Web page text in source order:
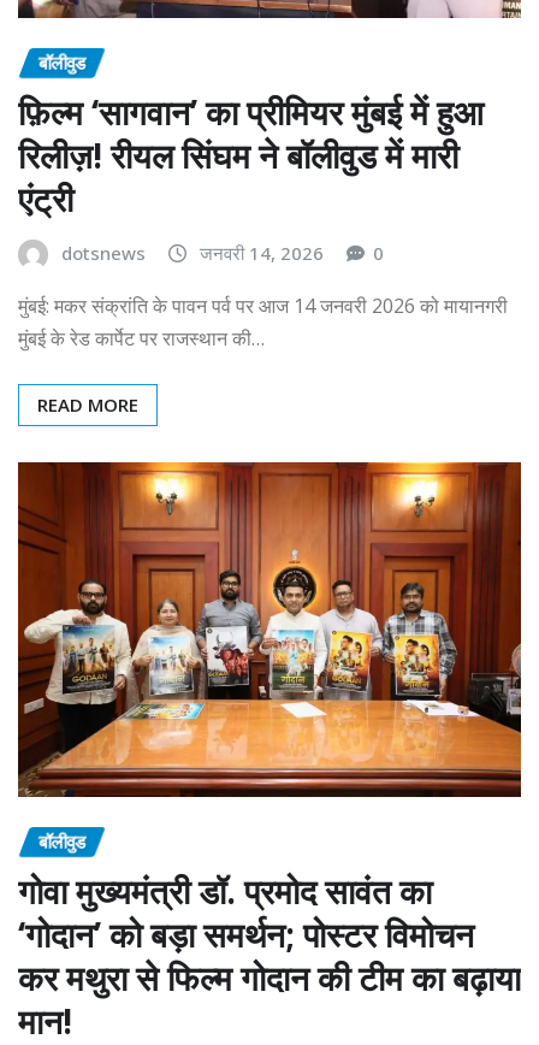
बॉलीवुड
फ़िल्म ‘सागवान’ का प्रीमियर मुंबई में हुआ
रिलीज़! रीयल सिंघम ने बॉलीवुड में मारी
एंट्री
dotsnews जनवरी 14, 2026 0
मुंबई: मकर संक्रांति के पावन पर्व पर आज 14 जनवरी 2026 को मायानगरी
मुंबई के रेड कार्पेट पर राजस्थान की…
READ MORE
बॉलीवुड
गोवा मुख्यमंत्री डॉ. प्रमोद सावंत का
‘गोदान’ को बड़ा समर्थन; पोस्टर विमोचन
कर मथुरा से फिल्म गोदान की टीम का बढ़ाया
मान!